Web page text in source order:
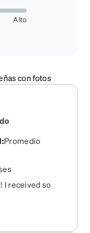
Alto
con fotos
:Promedio
I received so